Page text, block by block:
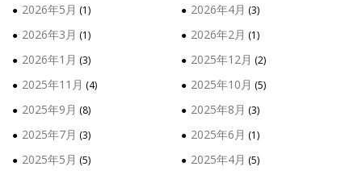
2026年5月 (1) 2026年4月 (3)
2026年3月 (1) 2026年2月 (1)
2026年1月 (3) 2025年12月 (2)
2025年11月 (4) 2025年10月 (5)
2025年9月 (8) 2025年8月 (3)
2025年7月 (3) 2025年6月 (1)
2025年5月 (5) 2025年4月 (5)